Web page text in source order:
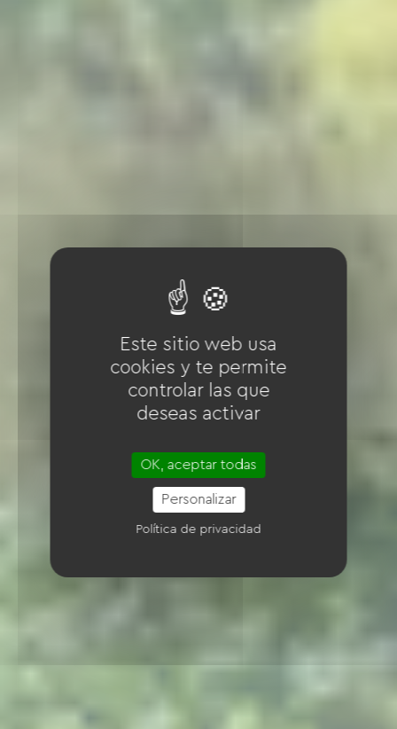
Este sitio web usa
cookies y te permite
controlar las que
deseas activar
OK, aceptar todas
Personalizar
Política de privacidad